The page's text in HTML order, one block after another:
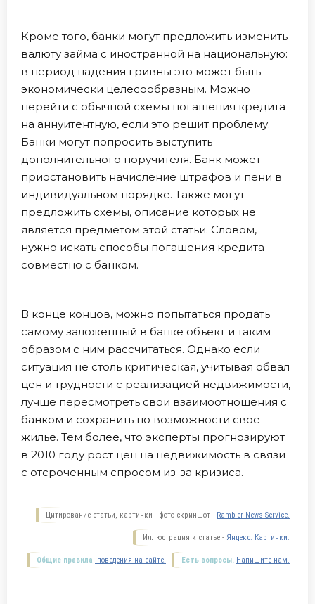
Кроме того, банки могут предложить изменить
валюту займа с иностранной на национальную:
в период падения гривны это может быть
экономически целесообразным. Можно
перейти с обычной схемы погашения кредита
на аннуитентную, если это решит проблему.
Банки могут попросить выступить
дополнительного поручителя. Банк может
приостановить начисление штрафов и пени в
индивидуальном порядке. Также могут
предложить схемы, описание которых не
является предметом этой статьи. Словом,
нужно искать способы погашения кредита
совместно с банком.
В конце концов, можно попытаться продать
самому заложенный в банке объект и таким
образом с ним рассчитаться. Однако если
ситуация не столь критическая, учитывая обвал
цен и трудности с реализацией недвижимости,
лучше пересмотреть свои взаимоотношения с
банком и сохранить по возможности свое
жилье. Тем более, что эксперты прогнозируют
в 2010 году рост цен на недвижимость в связи
с отсроченным спросом из-за кризиса.
Цитирование статьи, картинки - фото скриншот - Rambler News Service.
Иллюстрация к статье - Яндекс. Картинки.
Есть вопросы. Напишите нам.
Общие правила поведения на сайте.